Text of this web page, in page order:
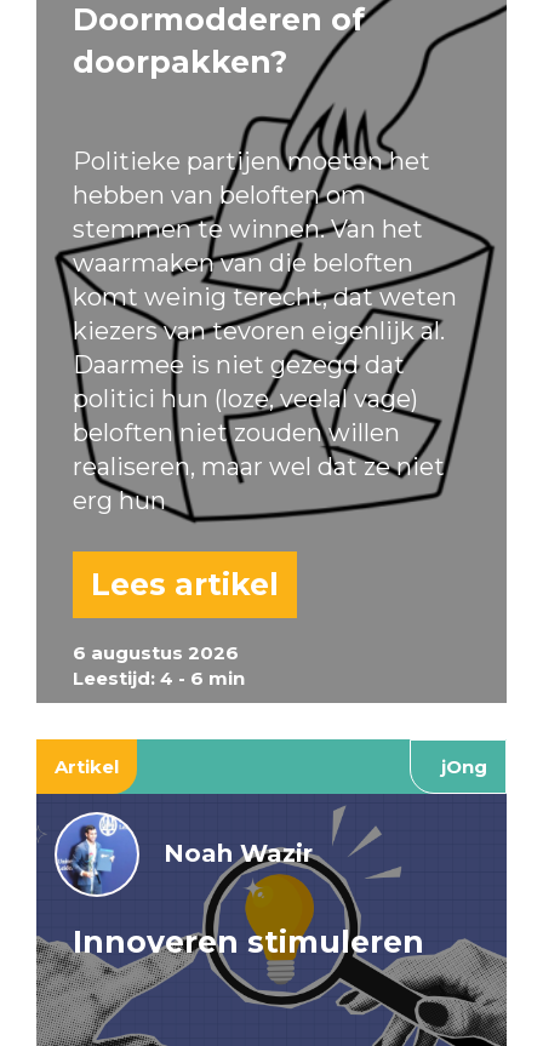
6 augustus 2026
Leestijd: 4 - 6 min
Doormodderen of
doorpakken?
Politieke partijen moeten het
hebben van beloften om
stemmen te winnen. Van het
waarmaken van die beloften
komt weinig terecht, dat weten
kiezers van tevoren eigenlijk al.
Daarmee is niet gezegd dat
politici hun (loze, veelal vage)
beloften niet zouden willen
realiseren, maar wel dat ze niet
erg hun
Lees artikel
Artikel jOng
Noah Wazir
Innoveren stimuleren